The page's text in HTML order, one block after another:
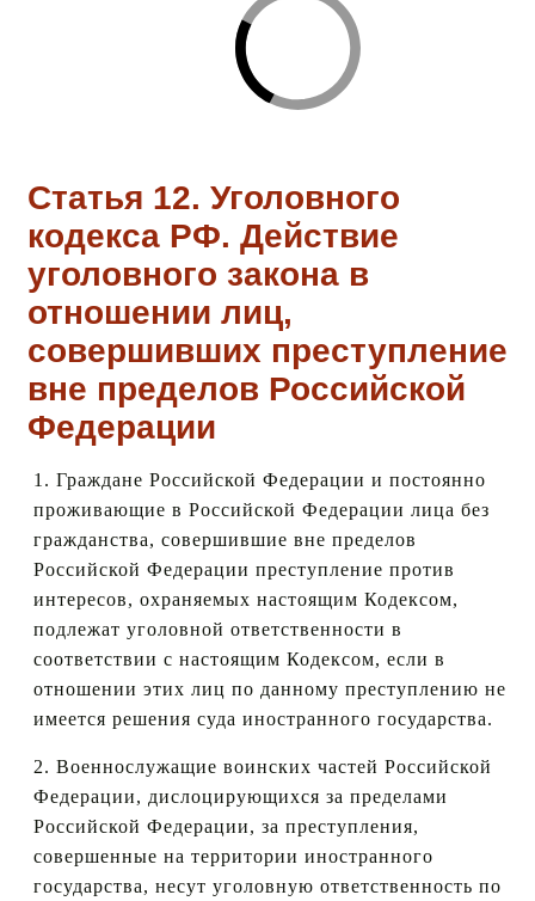
Статья 12. Уголовного
кодекса РФ. Действие
уголовного закона в
отношении лиц,
совершивших преступление
вне пределов Российской
Федерации
1. Граждане Российской Федерации и постоянно
проживающие в Российской Федерации лица без
гражданства, совершившие вне пределов
Российской Федерации преступление против
интересов, охраняемых настоящим Кодексом,
подлежат уголовной ответственности в
соответствии с настоящим Кодексом, если в
отношении этих лиц по данному преступлению не
имеется решения суда иностранного государства.
2. Военнослужащие воинских частей Российской
Федерации, дислоцирующихся за пределами
Российской Федерации, за преступления,
совершенные на территории иностранного
государства, несут уголовную ответственность по